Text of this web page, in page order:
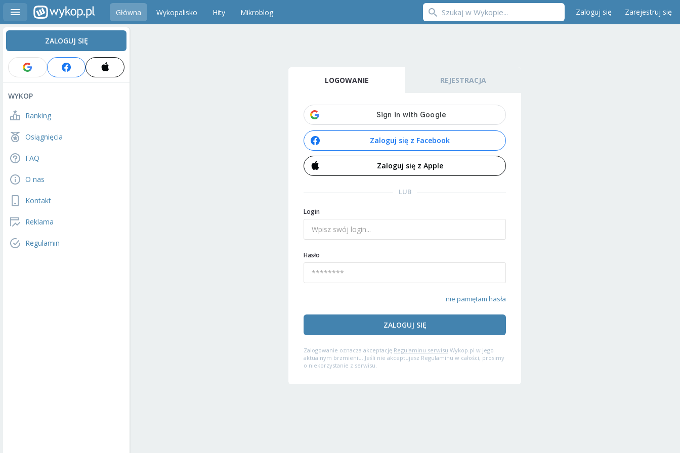
Główna Wykopalisko Hity Mikroblog Zaloguj się Zarejestruj się
ZALOGUJ SIĘ
WYKOP
Ranking
Osiągnięcia
FAQ
O nas
Kontakt
Reklama
Regulamin
LOGOWANIE REJESTRACJA
Zaloguj się z Facebook
Zaloguj się z Apple
LUB
Login
Hasło
nie pamiętam hasła
ZALOGUJ SIĘ
Zalogowanie oznacza akceptację Regulaminu serwisu Wykop.pl w jego
aktualnym brzmieniu. Jeśli nie akceptujesz Regulaminu w całości, prosimy
o niekorzystanie z serwisu.